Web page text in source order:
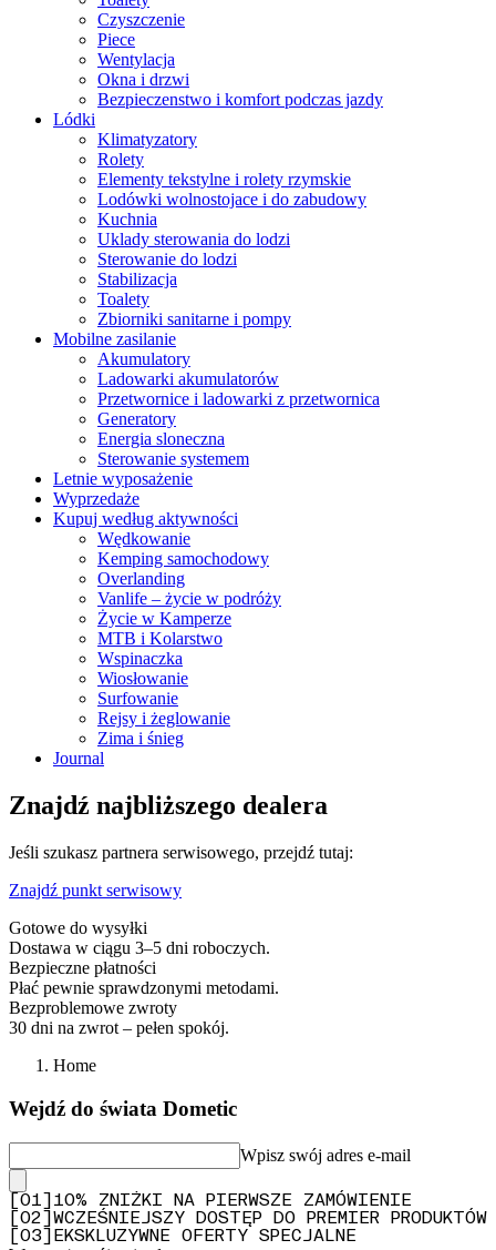
Czyszczenie
Piece
Wentylacja
Okna i drzwi
Bezpieczenstwo i komfort podczas jazdy
Lódki
Klimatyzatory
Rolety
Elementy tekstylne i rolety rzymskie
Lodówki wolnostojace i do zabudowy
Kuchnia
Uklady sterowania do lodzi
Sterowanie do lodzi
Stabilizacja
Toalety
Zbiorniki sanitarne i pompy
Mobilne zasilanie
Akumulatory
Ladowarki akumulatorów
Przetwornice i ladowarki z przetwornica
Generatory
Energia sloneczna
Sterowanie systemem
Letnie wyposażenie
Wyprzedaże
Kupuj według aktywności
Wędkowanie
Kemping samochodowy
Overlanding
Vanlife – życie w podróży
Życie w Kamperze
MTB i Kolarstwo
Wspinaczka
Wiosłowanie
Surfowanie
Rejsy i żeglowanie
Zima i śnieg
Journal
Znajdź najbliższego dealera
Jeśli szukasz partnera serwisowego, przejdź tutaj:
Znajdź punkt serwisowy
Gotowe do wysyłki
Dostawa w ciągu 3–5 dni roboczych.
Bezpieczne płatności
Płać pewnie sprawdzonymi metodami.
Bezproblemowe zwroty
30 dni na zwrot – pełen spokój.
Home
Wejdź do świata Dometic
Wpisz swój adres e-mail
[01] 10% ZNIŻKI NA PIERWSZE ZAMÓWIENIE
[02] WCZEŚNIEJSZY DOSTĘP DO PREMIER PRODUKTÓW
[03] EKSKLUZYWNE OFERTY SPECJALNE